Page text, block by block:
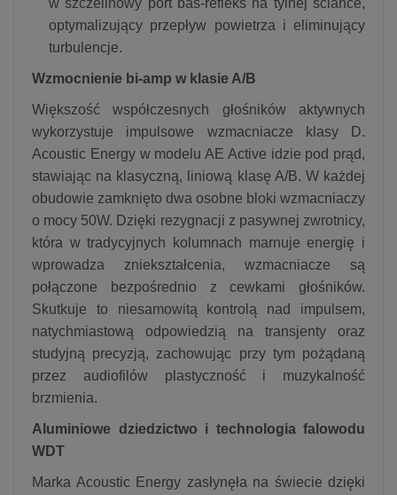
optymalizujący przepływ powietrza i eliminujący
turbulencje.
Wzmocnienie bi-amp w klasie A/B
Większość współczesnych głośników aktywnych
wykorzystuje impulsowe wzmacniacze klasy D.
Acoustic Energy w modelu AE Active idzie pod prąd,
stawiając na klasyczną, liniową klasę A/B. W każdej
obudowie zamknięto dwa osobne bloki wzmacniaczy
o mocy 50W. Dzięki rezygnacji z pasywnej zwrotnicy,
która w tradycyjnych kolumnach marnuje energię i
wprowadza zniekształcenia, wzmacniacze są
połączone bezpośrednio z cewkami głośników.
Skutkuje to niesamowitą kontrolą nad impulsem,
natychmiastową odpowiedzią na transjenty oraz
studyjną precyzją, zachowując przy tym pożądaną
przez audiofilów plastyczność i muzykalność
brzmienia.
Aluminiowe dziedzictwo i technologia falowodu
WDT
Marka Acoustic Energy zasłynęła na świecie dzięki